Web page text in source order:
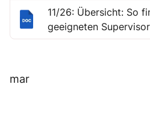
11/26: Übersicht: So
geeigneten Supervisor
mar